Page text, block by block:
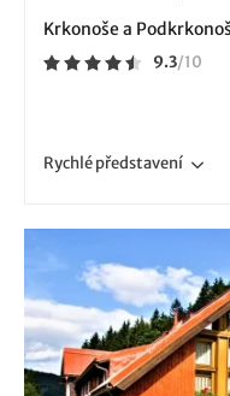
Krkonoše a
9.3/10
Rychlépředstavení